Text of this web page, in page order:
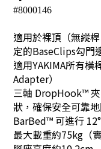
#8000146
適用於裸頂（無縱
定的BaseClips勾門
適用YAKIMA所有
Adapter）
三軸 DropHook™
狀，確保安全可靠
BarBed™ 可進行
最大載重約75kg（